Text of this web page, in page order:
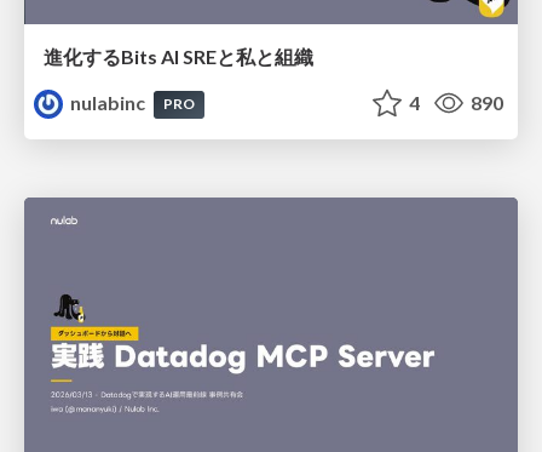
進化するBits AI SREと私と組織
nulabinc
PRO 4 890